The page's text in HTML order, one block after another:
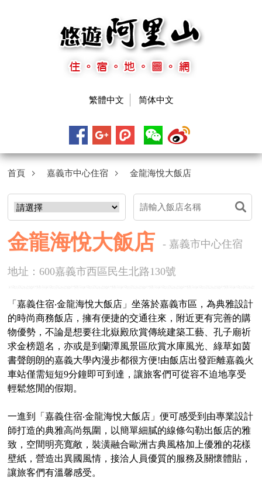
繁體中文 简体中文
首頁 嘉義市中心住宿 金龍海悅大飯店
金龍海悅大飯店 - 嘉義市中心住宿
地址：600嘉義市西區民生北路130號
「嘉義住宿‧金龍海悅大飯店」坐落於嘉義市區，為典雅設計
的時尚商務飯店，擁有便捷的交通往來，附近更有完善的購
物優勢，不論是想要往北嶽殿欣賞傳統建築工藝、孔子廟祈
求金榜題名，亦或是到蘭潭風景區欣賞水庫風光、綠草如茵
書聲朗朗的嘉義大學內漫步都很方便!由飯店出發距離嘉義火
車站僅需短短9分鐘即可到達，讓旅客們可從容不迫地享受
輕鬆悠閒的假期。
一進到「嘉義住宿‧金龍海悅大飯店」便可感受到由專業設計
師打造的典雅高尚氛圍，以簡單細膩的線條勾勒出飯店的雅
致，空間明亮寬敞，裝潢融合歐洲古典風格加上優雅的花樣
壁紙，營造出異國風情，接洽人員優質的服務及關懷體貼，
讓旅客們有溫馨感受。